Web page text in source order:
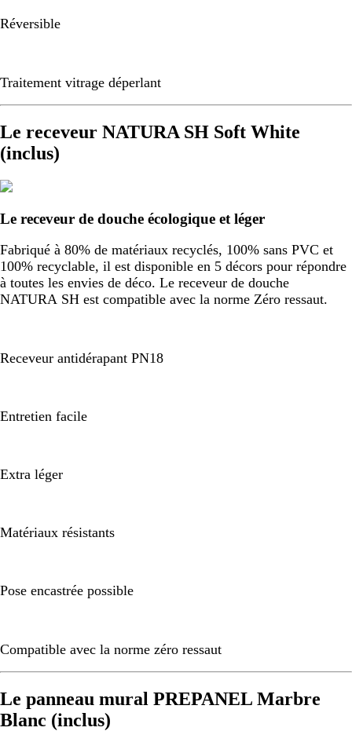
Réversible
Traitement vitrage déperlant
Le receveur NATURA SH Soft White
(inclus)
Le receveur de douche écologique et léger
Fabriqué à 80% de matériaux recyclés, 100% sans PVC et
100% recyclable, il est disponible en 5 décors pour répondre
à toutes les envies de déco. Le receveur de douche
NATURA SH est compatible avec la norme Zéro ressaut.
Receveur antidérapant PN18
Entretien facile
Extra léger
Matériaux résistants
Pose encastrée possible
Compatible avec la norme zéro ressaut
Le panneau mural PREPANEL Marbre
Blanc (inclus)